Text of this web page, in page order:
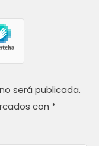
será publicada.
con *